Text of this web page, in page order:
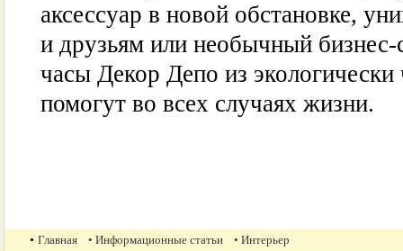
аксессуар в новой обстановке,
и друзьям или необычный бизнес-
часы Декор Депо из экологически
помогут во всех случаях жизни.
• Главная • Информационные статьи • Интерьер